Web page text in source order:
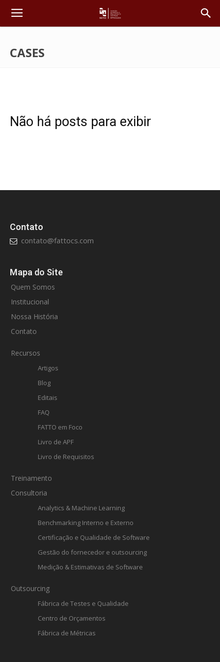
CASES
Não há posts para exibir
Contato
contato@fattocs.com
Mapa do Site
Quem Somos
Institucional
Nossa História
Contato
Recursos
Artigos
Blog
Editais
FAQ
FATTO em Foco
Livro de APF
Livro de Requisitos
Treinamento
Consultoria
Analytics & Machine Learning
Benchmarking Interno e Externo
Certificação e Qualidade de Software
Gestão do fornecedor e outsourcing
Medição & Estimativas de Software
Outsourcing
Fábrica de Testes e Qualidade
Centro de Orçamentos
Fábrica de Métricas